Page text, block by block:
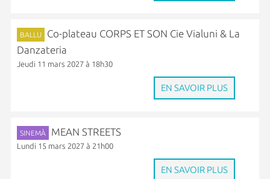
BALLU
Co-plateau CORPS ET SON Cie Vialuni & La
Danzateria
Jeudi 11 mars 2027 à 18h30
EN SAVOIR PLUS
SINEMÀ MEAN STREETS
Lundi 15 mars 2027 à 21h00
EN SAVOIR PLUS